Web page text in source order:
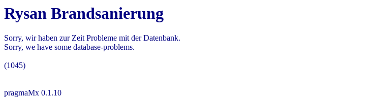
Rysan Brandsanierung
Sorry, wir haben zur Zeit Probleme mit der Datenbank.
Sorry, we have some database-problems.
(1045)
pragmaMx 0.1.10